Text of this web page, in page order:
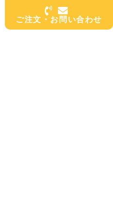
ご注文・お問い合わせ